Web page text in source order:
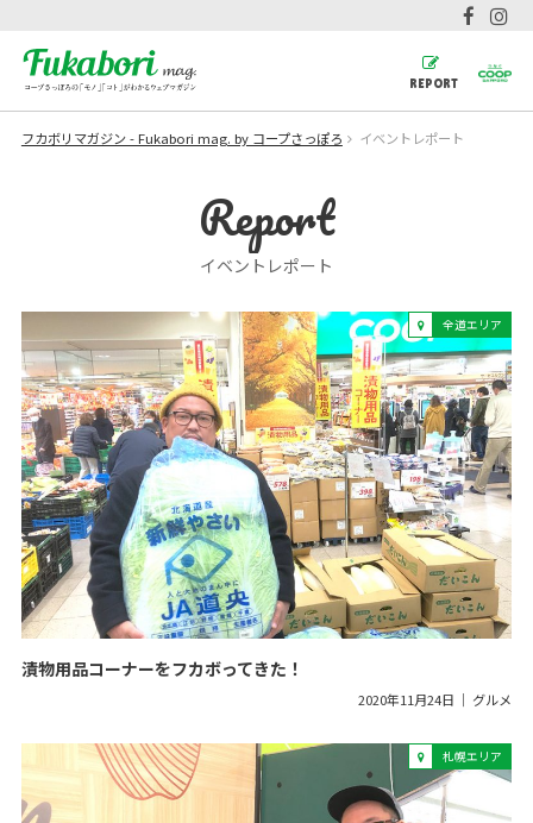
REPORT
フカボリマガジン - Fukabori mag. by コープさっぽろ イベントレポート
Report
イベントレポート
全道エリア
漬物用品コーナーをフカボってきた！
2020年11月24日 グルメ
札幌エリア